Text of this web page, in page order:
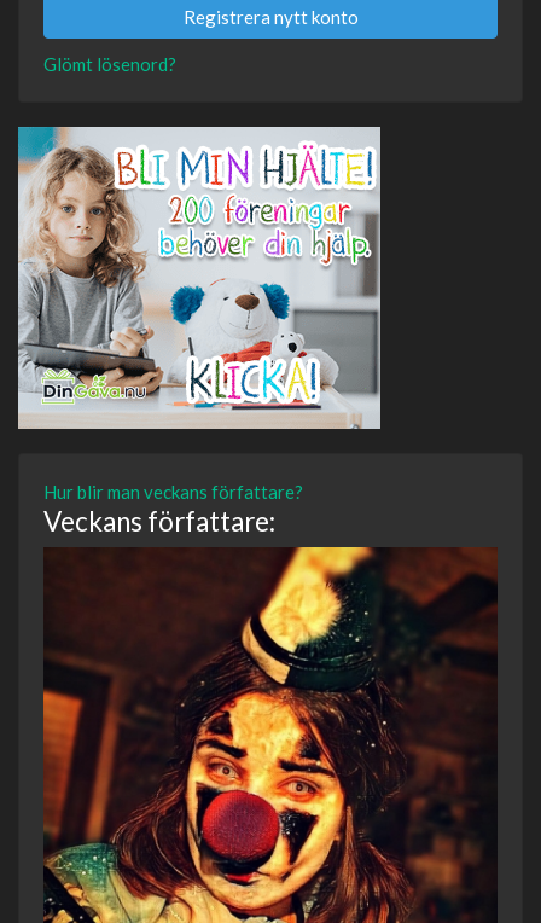
Registrera nytt konto
Glömt lösenord?
Hur blir man veckans författare?
Veckans författare: